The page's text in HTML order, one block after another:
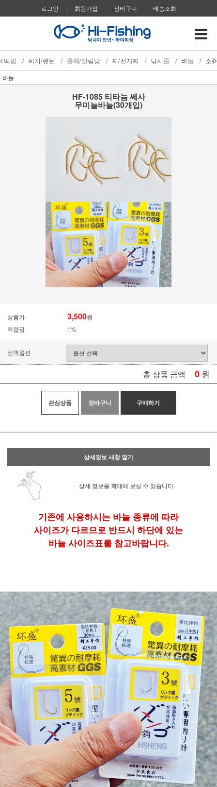
로그인 | 회원가입 | 장바구니 | 배송조회
떡밥 / 써치/랜턴 / 뜰채/살림망 / 찌/전자찌 / 낚시줄 / 바늘 / 소
바늘
HF-1085 티타늄 쎄사
무미늘바늘(30개입)
상품가 3,500원
적립금
1%
선택옵션
총 상품 금액 0 원
관심상품 장바구니 구매하기
상세정보 새창 열기
상세 정보를 확대해 보실 수 있습니다.
기존에 사용하시는 바늘 종류에 따라
사이즈가 다르므로 반드시 하단에 있는
바늘 사이즈표를 참고바랍니다.